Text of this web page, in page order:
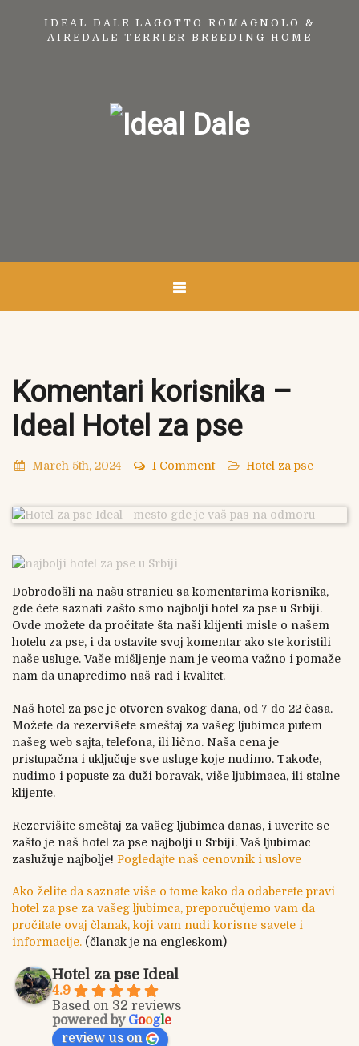
IDEAL DALE LAGOTTO ROMAGNOLO &
AIREDALE TERRIER BREEDING HOME
Komentari korisnika –
Ideal Hotel za pse
March 5th, 2024 1 Comment Hotel za pse
Dobrodošli na našu stranicu sa komentarima korisnika,
gde ćete saznati zašto smo najbolji hotel za pse u Srbiji.
Ovde možete da pročitate šta naši klijenti misle o našem
hotelu za pse, i da ostavite svoj komentar ako ste koristili
naše usluge. Vaše mišljenje nam je veoma važno i pomaže
nam da unapredimo naš rad i kvalitet.
Naš hotel za pse je otvoren svakog dana, od 7 do 22 časa.
Možete da rezervišete smeštaj za vašeg ljubimca putem
našeg web sajta, telefona, ili lično. Naša cena je
pristupačna i uključuje sve usluge koje nudimo. Takođe,
nudimo i popuste za duži boravak, više ljubimaca, ili stalne
klijente.
Rezervišite smeštaj za vašeg ljubimca danas, i uverite se
zašto je naš hotel za pse najbolji u Srbiji. Vaš ljubimac
zaslužuje najbolje! Pogledajte naš cenovnik i uslove
Ako želite da saznate više o tome kako da odaberete pravi
hotel za pse za vašeg ljubimca, preporučujemo vam da
pročitate ovaj članak, koji vam nudi korisne savete i
informacije. (članak je na engleskom)
Hotel za pse Ideal
4.9
Based on 32 reviews
powered by Google
review us on